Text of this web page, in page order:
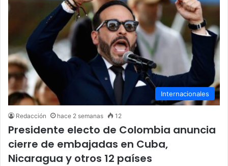
Internacionales
Redacción hace 2 semanas 12
Presidente electo de Colombia anuncia
cierre de embajadas en Cuba,
Nicaragua y otros 12 países